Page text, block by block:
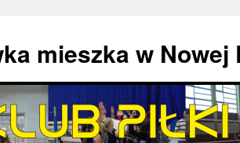
mieszka w Nowej